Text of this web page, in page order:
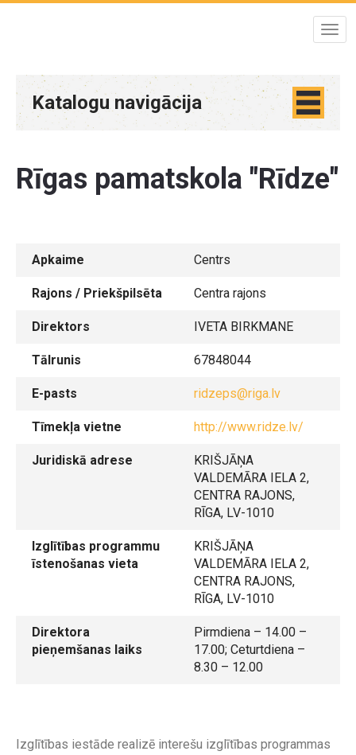
Katalogu navigācija
Rīgas pamatskola "Rīdze"
Apkaime Centrs
Rajons / Priekšpilsēta Centra rajons
Direktors IVETA BIRKMANE
Tālrunis 67848044
E-pasts ridzeps@riga.lv
Tīmekļa vietne http://www.ridze.lv/
Juridiskā adrese
KRIŠJĀŅA
VALDEMĀRA IELA 2,
CENTRA RAJONS,
RĪGA, LV-1010
Izglītības programmu
īstenošanas vieta
KRIŠJĀŅA
VALDEMĀRA IELA 2,
CENTRA RAJONS,
RĪGA, LV-1010
Direktora
pieņemšanas laiks
Pirmdiena – 14.00 –
17.00; Ceturtdiena –
8.30 – 12.00
Izglītības iestāde realizē interešu izglītības programmas